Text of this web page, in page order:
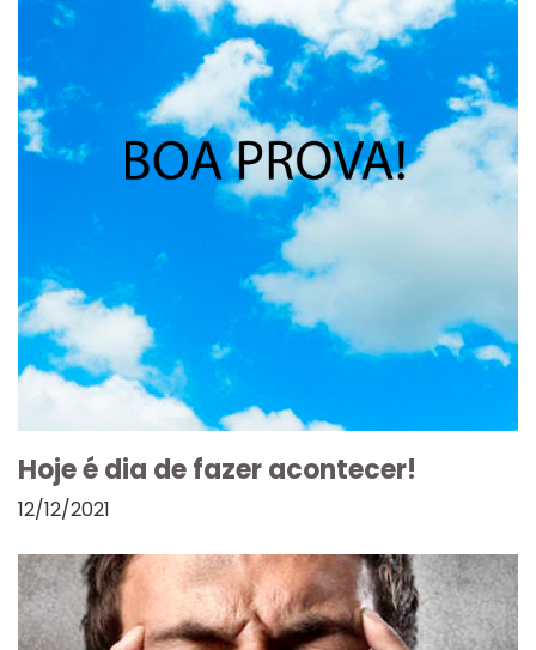
Hoje é dia de fazer acontecer!
12/12/2021